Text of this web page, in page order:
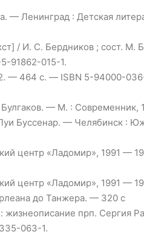
— Ленинград : Детская
/ И. С. Бердников ; сост.
91862-015-1.
— 464 с. — ISBN 5-94000-
— М. : Современник,
Буссенар. — Челябинск :
центр «Ладомир», 1991 —
центр «Ладомир», 1991 —
до Танжера. — 320 с
прп. Сергия
063-1.